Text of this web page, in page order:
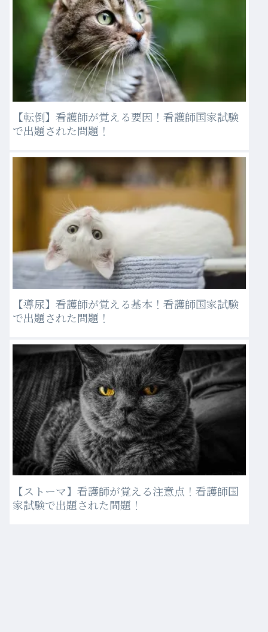
【転倒】看護師が覚える要因！看護師国家試験
で出題された問題！
【導尿】看護師が覚える基本！看護師国家試験
で出題された問題！
【ストーマ】看護師が覚える注意点！看護師国
家試験で出題された問題！